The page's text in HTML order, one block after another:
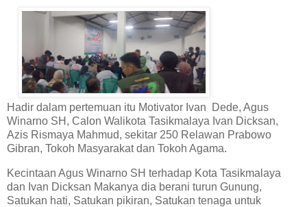
Hadir dalam pertemuan itu Motivator Ivan Dede, Agus
Winarno SH, Calon Walikota Tasikmalaya Ivan Dicksan,
Azis Rismaya Mahmud, sekitar 250 Relawan Prabowo
Gibran, Tokoh Masyarakat dan Tokoh Agama.
Kecintaan Agus Winarno SH terhadap Kota Tasikmalaya
dan Ivan Dicksan Makanya dia berani turun Gunung,
Satukan hati, Satukan pikiran, Satukan tenaga untuk